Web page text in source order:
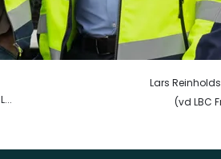
Lars
(vd LBC